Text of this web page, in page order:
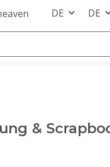
DE DE
&